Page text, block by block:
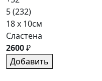
5(232)
18 x 10см
Сластена
2600₽
Добавить